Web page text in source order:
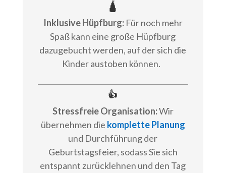
🛕
Inklusive Hüpfburg:Für noch mehr
Spaß kann eine große Hüpfburg
dazugebucht werden, auf der sich die
Kinder austoben können.
👍
Stressfreie Organisation:Wir
übernehmen die komplette Planung
und Durchführung der
Geburtstagsfeier, sodass Sie sich
entspannt zurücklehnen und den Tag